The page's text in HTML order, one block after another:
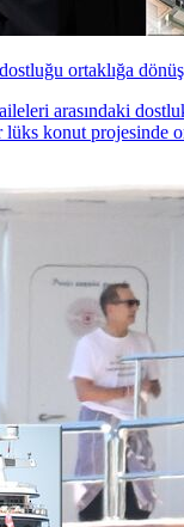
ortaklığa
arasındaki
konut projesinde